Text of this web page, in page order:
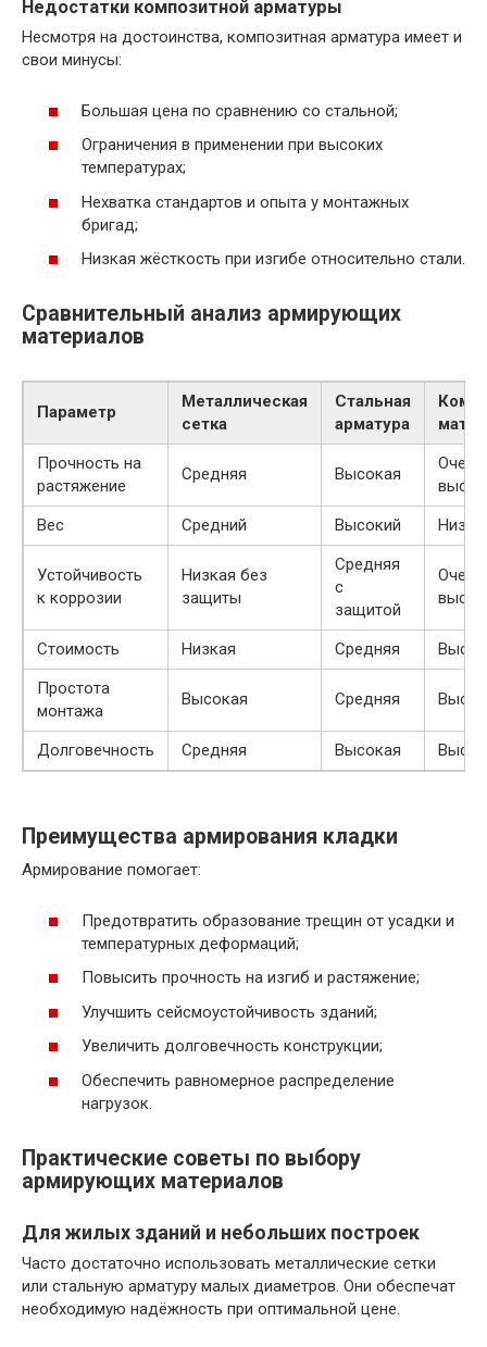
Недостатки композитной арматуры
Несмотря на достоинства, композитная арматура имеет и
свои минусы:
Большая цена по сравнению со стальной;
Ограничения в применении при высоких
температурах;
Нехватка стандартов и опыта у монтажных
бригад;
Низкая жёсткость при изгибе относительно стали.
Сравнительный анализ армирующих
материалов
Параметр
Металлическая
сетка
Стальная
арматура
Прочность на
растяжение
Средняя Высокая
Очень
Вес
Средний Высокий
Устойчивость
к коррозии
Низкая без
защиты
Средняя
с
защитой
Очень
Стоимость Низкая Средняя
Простота
монтажа
Высокая Средняя
Долговечность Средняя Высокая
Преимущества армирования кладки
Армирование помогает:
Предотвратить образование трещин от усадки и
температурных деформаций;
Повысить прочность на изгиб и растяжение;
Улучшить сейсмоустойчивость зданий;
Увеличить долговечность конструкции;
Обеспечить равномерное распределение
нагрузок.
Практические советы по выбору
армирующих материалов
Для жилых зданий и небольших построек
Часто достаточно использовать металлические сетки
или стальную арматуру малых диаметров. Они обеспечат
необходимую надёжность при оптимальной цене.